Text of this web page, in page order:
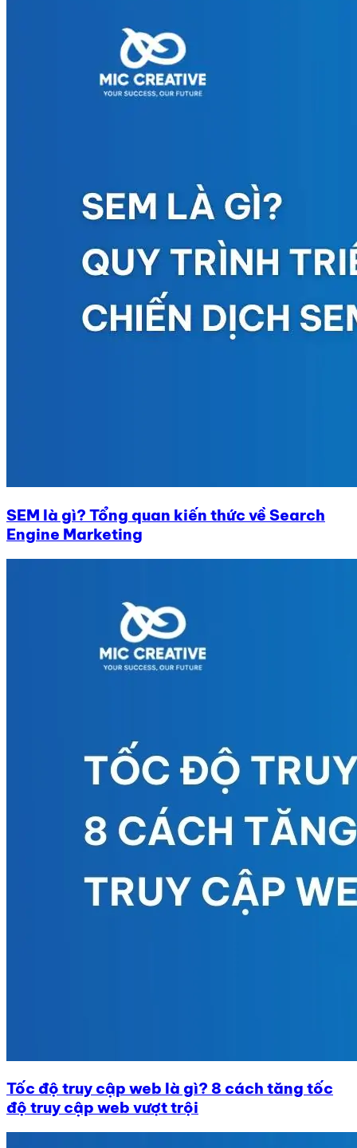
SEM là gì? Tổng quan kiến thức về Search
Engine Marketing
Tốc độ truy cập web là gì? 8 cách tăng tốc
độ truy cập web vượt trội